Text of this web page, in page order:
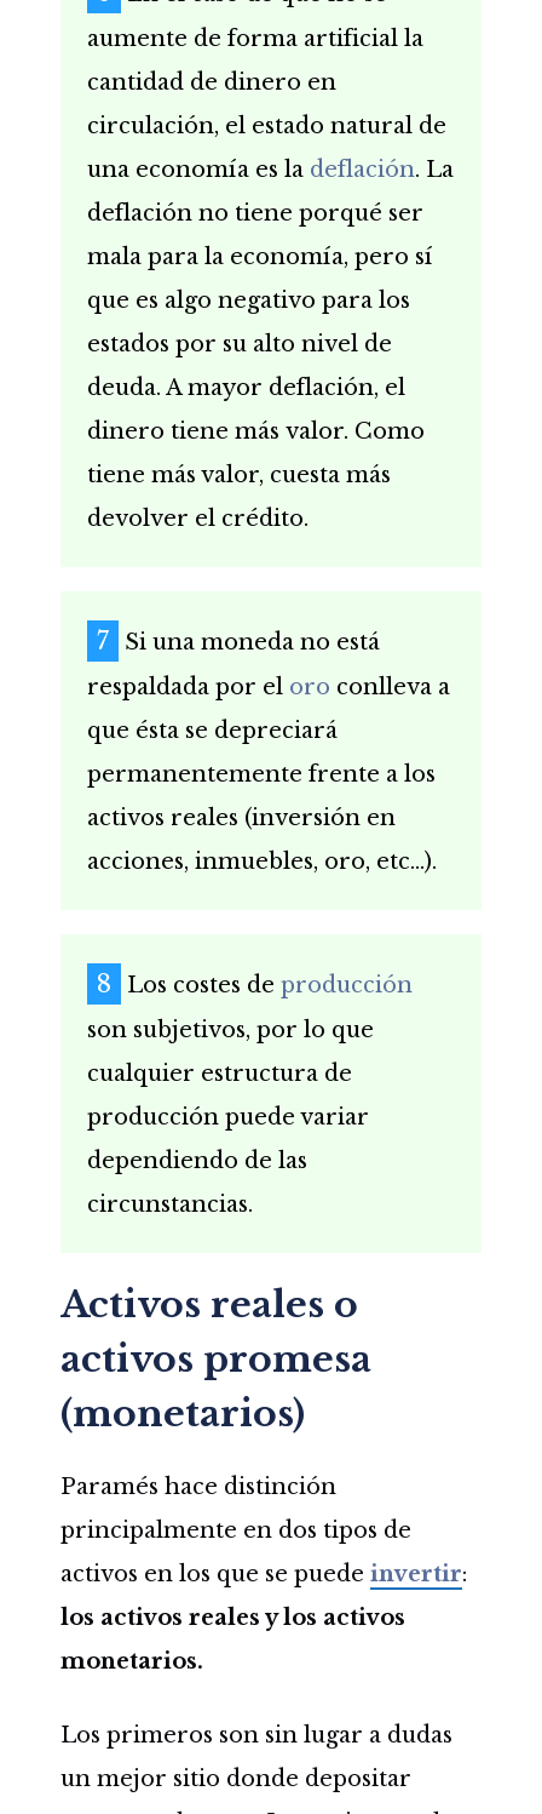
aumente de forma artificial la
cantidad de dinero en
circulación, el estado natural de
una economía es la deflación. La
deflación no tiene porqué ser
mala para la economía, pero sí
que es algo negativo para los
estados por su alto nivel de
deuda. A mayor deflación, el
dinero tiene más valor. Como
tiene más valor, cuesta más
devolver el crédito.
Si una moneda no está
respaldada por el oro conlleva a
que ésta se depreciará
permanentemente frente a los
activos reales (inversión en
acciones, inmuebles, oro, etc…).
Los costes de producción
son subjetivos, por lo que
cualquier estructura de
producción puede variar
dependiendo de las
circunstancias.
Activos reales o
activos promesa
(monetarios)
Paramés hace distinción
principalmente en dos tipos de
activos en los que se puede invertir:
los activos reales y los activos
monetarios.
Los primeros son sin lugar a dudas
un mejor sitio donde depositar